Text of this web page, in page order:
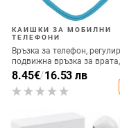
КАИШКИ ЗА МОБИЛНИ
ТЕЛЕФОНИ
Връзка за телефон,
подвижна връзка за врата,
каишка за аксесоари за
телефони, въже за
телефон, презрамки за
8.45€/16.53 лв